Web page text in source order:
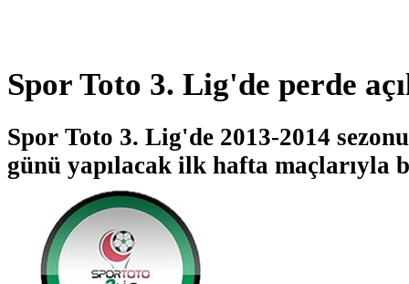
Spor Toto 3. Lig'de perde
Spor Toto 3. Lig'de 2013-2014
günü yapılacak ilk hafta maçlarıyla